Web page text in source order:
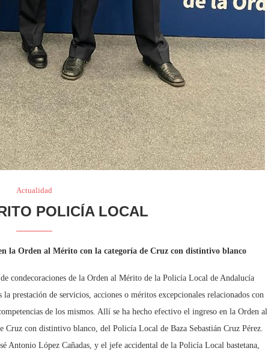
Actualidad
POLICÍA LOCAL
la Orden al Mérito con la categoría de Cruz con distintivo blanco
condecoraciones de la Orden al Mérito de la Policía Local de Andalucía
prestación de servicios, acciones o méritos excepcionales relacionados con
de los mismos. Allí se ha hecho efectivo el ingreso en la Orden al
con distintivo blanco, del Policía Local de Baza Sebastián Cruz Pérez.
Antonio López Cañadas, y el jefe accidental de la Policía Local bastetana,